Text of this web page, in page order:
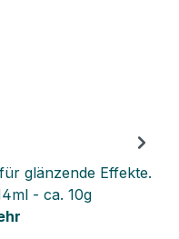
glänzende Effekte.
- ca. 10g